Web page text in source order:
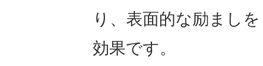
り、表面的な励まし
効果です。